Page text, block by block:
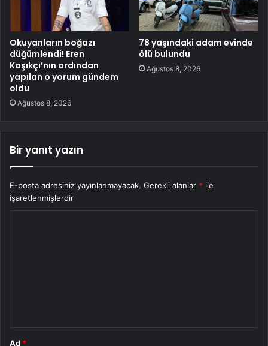
Okuyanların boğazı
düğümlendi! Eren
Kaşıkçı’nın ardından
yapılan o yorum gündem
oldu
Ağustos 8, 2026
78 yaşındaki adam evinde
ölü bulundu
Ağustos 8, 2026
Bir yanıt yazın
E-posta adresiniz yayınlanmayacak. Gerekli alanlar * ile
işaretlenmişlerdir
Ad *